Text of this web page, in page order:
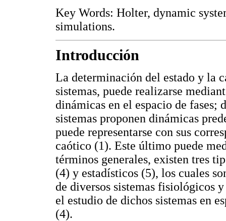
Key Words: Holter, dynamic
simulations.
Introducción
La determinación del estado y la
sistemas, puede realizarse
dinámicas en el espacio de fases;
sistemas proponen dinámicas
puede representarse con sus
caótico (1). Este último puede
términos generales, existen tres
(4) y estadísticos (5), los cuales
de diversos sistemas fisiológicos
el estudio de dichos sistemas en
(4).